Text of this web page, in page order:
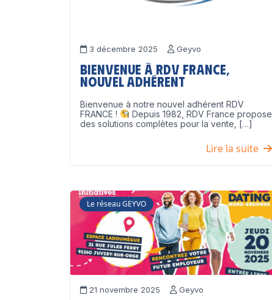
3 décembre 2025 Geyvo
Bienvenue à RDV France,
nouvel adhérent
Bienvenue à notre nouvel adhérent RDV
FRANCE !
Depuis 1982, RDV France propose
des solutions complètes pour la vente, […]
Lire la suite
Le réseau GEYVO
21 novembre 2025 Geyvo